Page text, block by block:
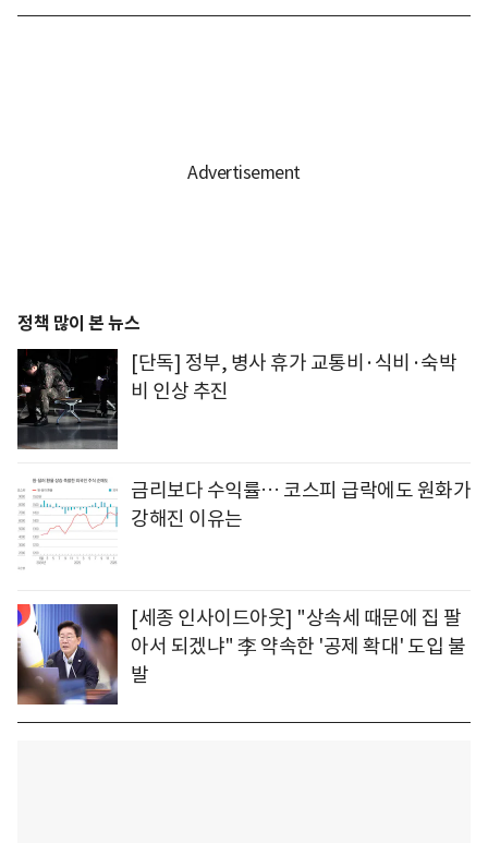
정책 많이 본 뉴스
[단독] 정부, 병사 휴가 교통비·식비·숙박
비 인상 추진
금리보다 수익률… 코스피 급락에도 원화가
강해진 이유는
[세종 인사이드아웃] "상속세 때문에 집 팔
아서 되겠냐" 李 약속한 '공제 확대' 도입 불
발